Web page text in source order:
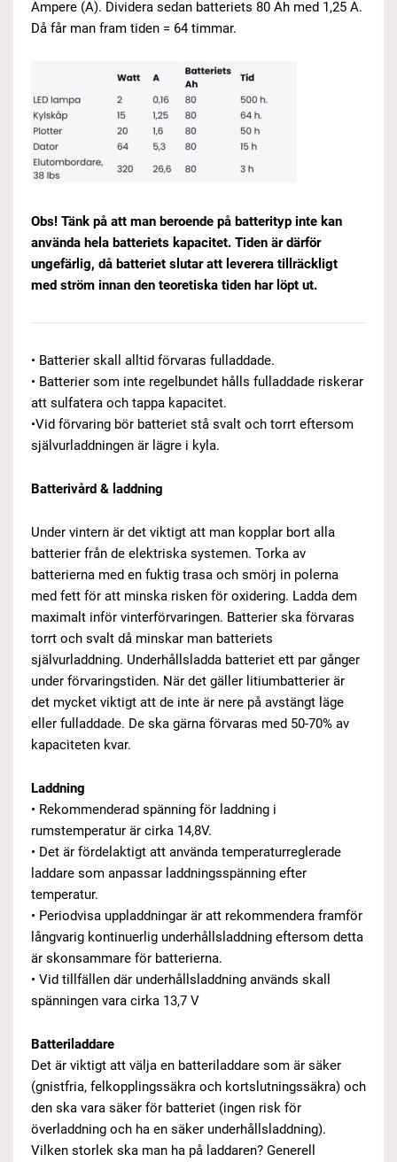
Ampere (A). Dividera sedan batteriets 80 Ah med 1,25 A.
Då får man fram tiden = 64 timmar.
Obs! Tänk på att man beroende på batterityp inte kan
använda hela batteriets kapacitet. Tiden är därför
ungefärlig, då batteriet slutar att leverera tillräckligt
med ström innan den teoretiska tiden har löpt ut.
• Batterier skall alltid förvaras fulladdade.
• Batterier som inte regelbundet hålls fulladdade riskerar
att sulfatera och tappa kapacitet.
•Vid förvaring bör batteriet stå svalt och torrt eftersom
självurladdningen är lägre i kyla.
Batterivård & laddning
Under vintern är det viktigt att man kopplar bort alla
batterier från de elektriska systemen. Torka av
batterierna med en fuktig trasa och smörj in polerna
med fett för att minska risken för oxidering. Ladda dem
maximalt inför vinterförvaringen. Batterier ska förvaras
torrt och svalt då minskar man batteriets
självurladdning. Underhållsladda batteriet ett par gånger
under förvaringstiden. När det gäller litiumbatterier är
det mycket viktigt att de inte är nere på avstängt läge
eller fulladdade. De ska gärna förvaras med 50-70% av
kapaciteten kvar.
Laddning
• Rekommenderad spänning för laddning i
rumstemperatur är cirka 14,8V.
• Det är fördelaktigt att använda temperaturreglerade
laddare som anpassar laddningsspänning efter
temperatur.
• Periodvisa uppladdningar är att rekommendera framför
långvarig kontinuerlig underhållsladdning eftersom detta
är skonsammare för batterierna.
• Vid tillfällen där underhållsladdning används skall
spänningen vara cirka 13,7 V
Batteriladdare
Det är viktigt att välja en batteriladdare som är säker
(gnistfria, felkopplingssäkra och kortslutningssäkra) och
den ska vara säker för batteriet (ingen risk för
överladdning och ha en säker underhållsladdning).
Vilken storlek ska man ha på laddaren? Generell